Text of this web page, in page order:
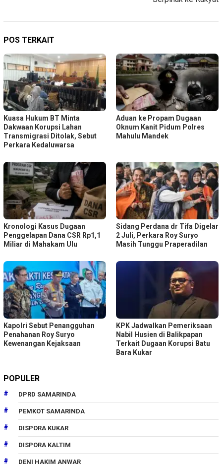
POS TERKAIT
Kuasa Hukum BT Minta
Dakwaan Korupsi Lahan
Transmigrasi Ditolak, Sebut
Perkara Kedaluwarsa
Aduan ke Propam Dugaan
Oknum Kanit Pidum Polres
Mahulu Mandek
Kronologi Kasus Dugaan
Penggelapan Dana CSR Rp1,1
Miliar di Mahakam Ulu
Sidang Perdana dr Tifa Digelar
2 Juli, Perkara Roy Suryo
Masih Tunggu Praperadilan
Kapolri Sebut Penangguhan
Penahanan Roy Suryo
Kewenangan Kejaksaan
KPK Jadwalkan Pemeriksaan
Nabil Husien di Balikpapan
Terkait Dugaan Korupsi Batu
Bara Kukar
POPULER
DPRD SAMARINDA
PEMKOT SAMARINDA
DISPORA KUKAR
DISPORA KALTIM
DENI HAKIM ANWAR